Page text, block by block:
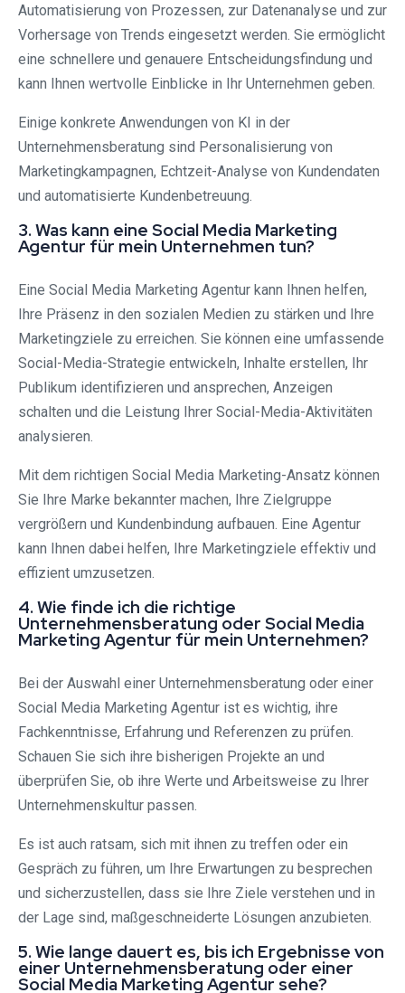
Automatisierung von Prozessen, zur Datenanalyse und zur
Vorhersage von Trends eingesetzt werden. Sie ermöglicht
eine schnellere und genauere Entscheidungsfindung und
kann Ihnen wertvolle Einblicke in Ihr Unternehmen geben.
Einige konkrete Anwendungen von KI in der
Unternehmensberatung sind Personalisierung von
Marketingkampagnen, Echtzeit-Analyse von Kundendaten
und automatisierte Kundenbetreuung.
3. Was kann eine Social Media Marketing
Agentur für mein Unternehmen tun?
Eine Social Media Marketing Agentur kann Ihnen helfen,
Ihre Präsenz in den sozialen Medien zu stärken und Ihre
Marketingziele zu erreichen. Sie können eine umfassende
Social-Media-Strategie entwickeln, Inhalte erstellen, Ihr
Publikum identifizieren und ansprechen, Anzeigen
schalten und die Leistung Ihrer Social-Media-Aktivitäten
analysieren.
Mit dem richtigen Social Media Marketing-Ansatz können
Sie Ihre Marke bekannter machen, Ihre Zielgruppe
vergrößern und Kundenbindung aufbauen. Eine Agentur
kann Ihnen dabei helfen, Ihre Marketingziele effektiv und
effizient umzusetzen.
4. Wie finde ich die richtige
Unternehmensberatung oder Social Media
Marketing Agentur für mein Unternehmen?
Bei der Auswahl einer Unternehmensberatung oder einer
Social Media Marketing Agentur ist es wichtig, ihre
Fachkenntnisse, Erfahrung und Referenzen zu prüfen.
Schauen Sie sich ihre bisherigen Projekte an und
überprüfen Sie, ob ihre Werte und Arbeitsweise zu Ihrer
Unternehmenskultur passen.
Es ist auch ratsam, sich mit ihnen zu treffen oder ein
Gespräch zu führen, um Ihre Erwartungen zu besprechen
und sicherzustellen, dass sie Ihre Ziele verstehen und in
der Lage sind, maßgeschneiderte Lösungen anzubieten.
5. Wie lange dauert es, bis ich Ergebnisse von
einer Unternehmensberatung oder einer
Social Media Marketing Agentur sehe?